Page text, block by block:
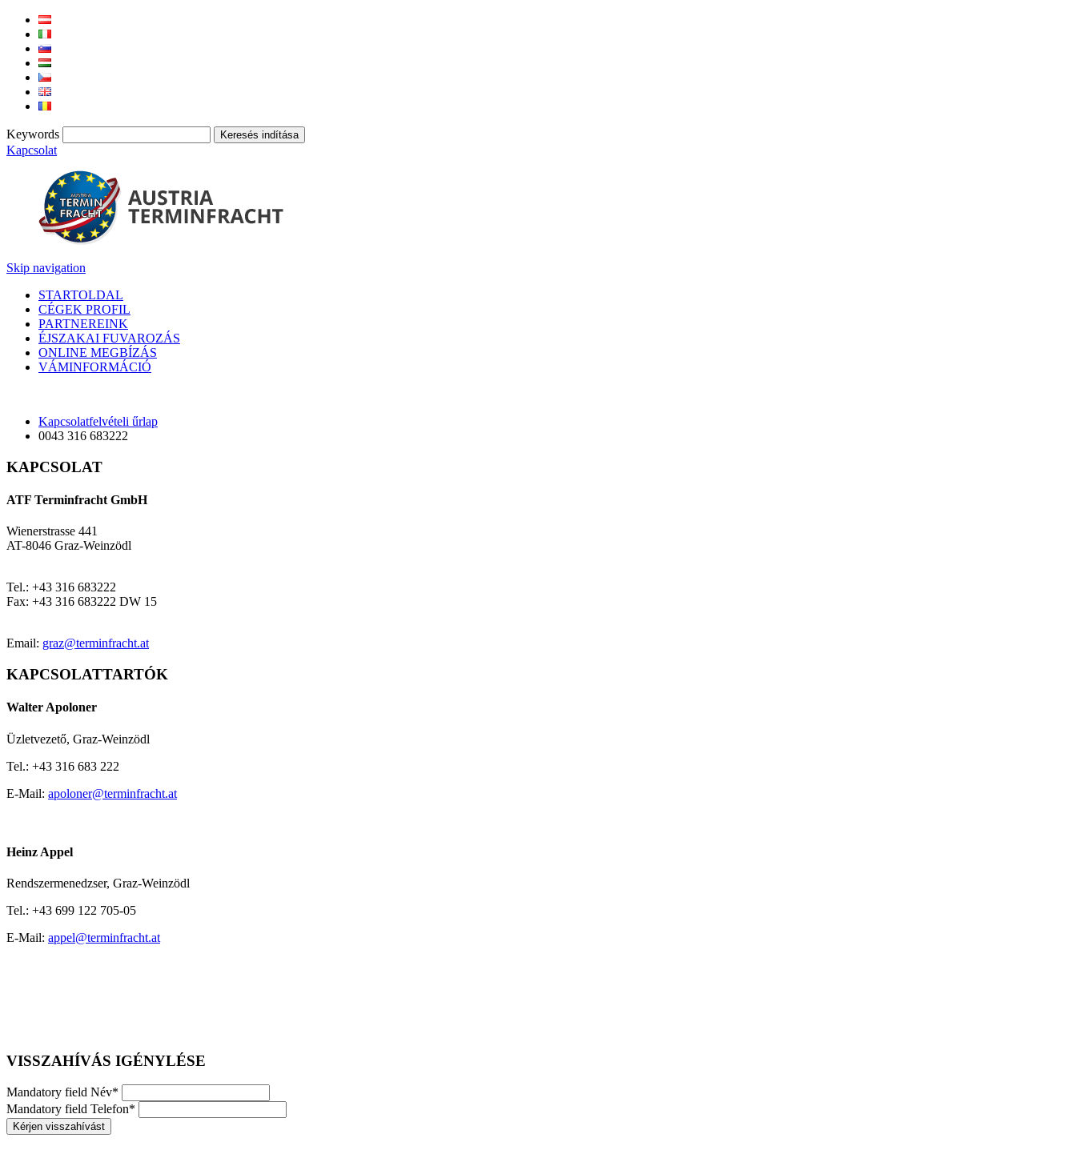
Keywords
Kapcsolat
Skip navigation
STARTOLDAL
CÉGEK PROFIL
PARTNEREINK
ÉJSZAKAI FUVAROZÁS
ONLINE MEGBÍZÁS
VÁMINFORMÁCIÓ
Kapcsolatfelvételi űrlap
0043 316 683222
KAPCSOLAT
ATF Terminfracht GmbH
Wienerstrasse 441
AT-8046 Graz-Weinzödl
Tel.: +43 316 683222
Fax: +43 316 683222 DW 15
Email: graz@terminfracht.at
KAPCSOLATTARTÓK
Walter Apoloner
Üzletvezető, Graz-Weinzödl
Tel.: +43 316 683 222
E-Mail: apoloner@terminfracht.at
Heinz Appel
Rendszermenedzser, Graz-Weinzödl
Tel.: +43 699 122 705-05
E-Mail: appel@terminfracht.at
VISSZAHÍVÁS IGÉNYLÉSE
Mandatory field Név*
Mandatory field Telefon*